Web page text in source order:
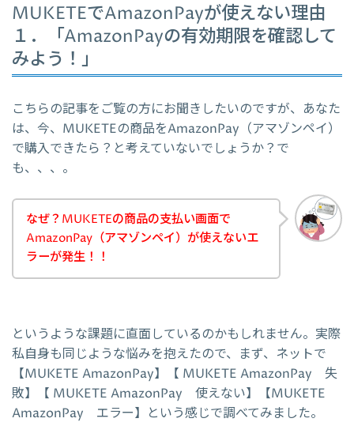
MUKETEでAmazonPayが使えない理由
１．「AmazonPayの有効期限を確認して
みよう！」
こちらの記事をご覧の方にお聞きしたいのですが、あなた
は、今、MUKETEの商品をAmazonPay（アマゾンペイ）
で購入できたら？と考えていないでしょうか？で
も、、、。
なぜ？MUKETEの商品の支払い画面で
AmazonPay（アマゾンペイ）が使えないエ
ラーが発生！！
というような課題に直面しているのかもしれません。実際
私自身も同じような悩みを抱えたので、まず、ネットで
【MUKETE AmazonPay】【 MUKETE AmazonPay 失
敗】【 MUKETE AmazonPay 使えない】【MUKETE
AmazonPay エラー】という感じで調べてみました。